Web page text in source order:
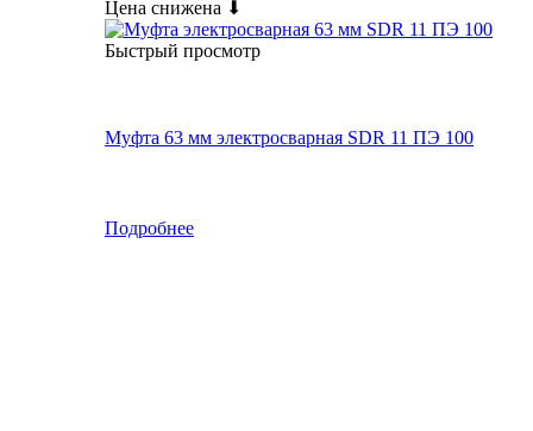
Цена снижена ⬇
Быстрый просмотр
Муфта 63 мм электросварная SDR 11 ПЭ 100
Подробнее